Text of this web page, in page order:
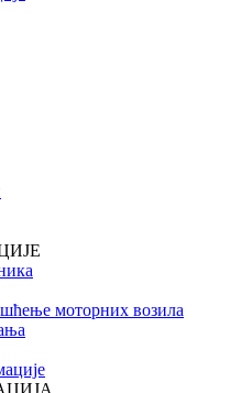
моторних возила